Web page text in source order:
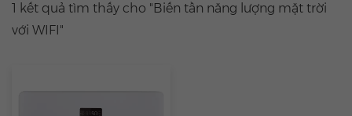
1 kết quả tìm thấy cho "Biến tần năng lượng mặt trời
với WIFI"